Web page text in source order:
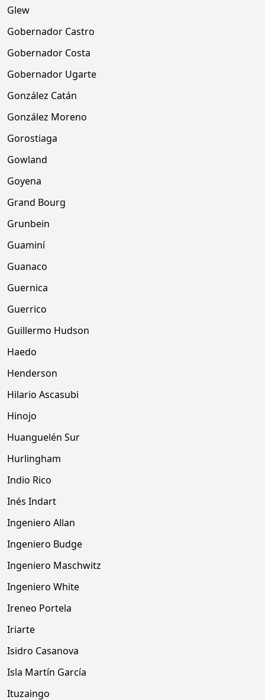
Glew
Gobernador Castro
Gobernador Costa
Gobernador Ugarte
González Catán
González Moreno
Gorostiaga
Gowland
Goyena
Grand Bourg
Grunbein
Guaminí
Guanaco
Guernica
Guerrico
Guillermo Hudson
Haedo
Henderson
Hilario Ascasubi
Hinojo
Huanguelén Sur
Hurlingham
Indio Rico
Inés Indart
Ingeniero Allan
Ingeniero Budge
Ingeniero Maschwitz
Ingeniero White
Ireneo Portela
Iriarte
Isidro Casanova
Isla Martín García
Ituzaingo